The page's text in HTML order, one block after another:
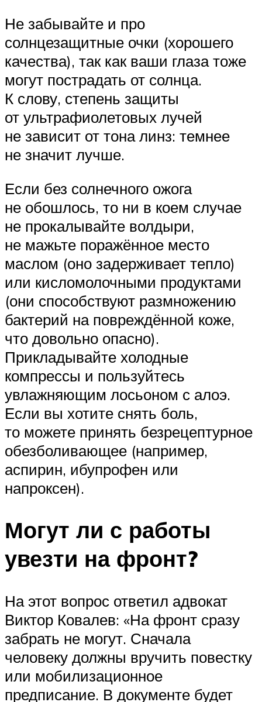
Не забывайте и про
солнцезащитные очки (хорошего
качества), так как ваши глаза тоже
могут пострадать от солнца.
К слову, степень защиты
от ультрафиолетовых лучей
не зависит от тона линз: темнее
не значит лучше.
Если без солнечного ожога
не обошлось, то ни в коем случае
не прокалывайте волдыри,
не мажьте поражённое место
маслом (оно задерживает тепло)
или кисломолочными продуктами
(они способствуют размножению
бактерий на повреждённой коже,
что довольно опасно).
Прикладывайте холодные
компрессы и пользуйтесь
увлажняющим лосьоном с алоэ.
Если вы хотите снять боль,
то можете принять безрецептурное
обезболивающее (например,
аспирин, ибупрофен или
напроксен).
Могут ли с работы
увезти на фронт?
На этот вопрос ответил адвокат
Виктор Ковалев: «На фронт сразу
забрать не могут. Сначала
человеку должны вручить повестку
или мобилизационное
предписание. В документе будет